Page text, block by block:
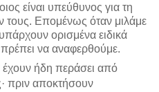
είναι υπεύθυνος για τη
τους. Επομένως όταν μιλάμε
ορισμένα ειδικά
να αναφερθούμε.
ήδη περάσει από
πριν αποκτήσουν